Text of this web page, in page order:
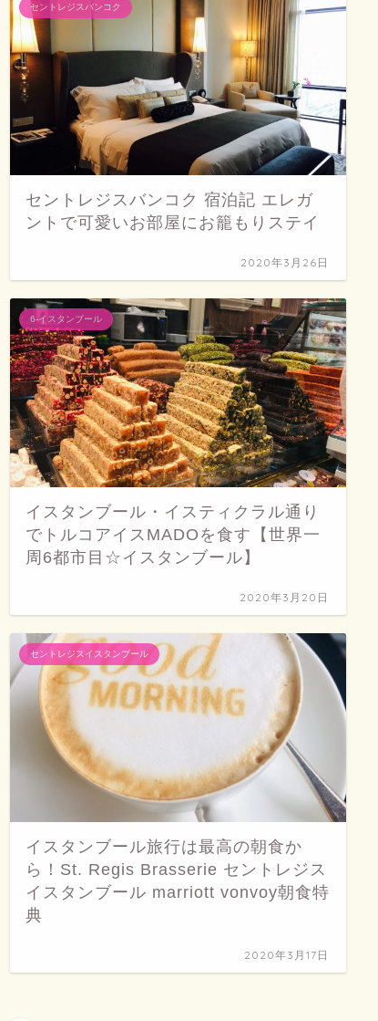
セントレジスバンコク
セントレジスバンコク 宿泊記 エレガ
ントで可愛いお部屋にお籠もりステイ
2020年3月26日
6-イスタンブール
イスタンブール・イスティクラル通り
でトルコアイスMADOを食す【世界一
周6都市目☆イスタンブール】
2020年3月20日
セントレジスイスタンブール
イスタンブール旅行は最高の朝食か
ら！St. Regis Brasserie セントレジス
イスタンブール marriott vonvoy朝食特
典
2020年3月17日